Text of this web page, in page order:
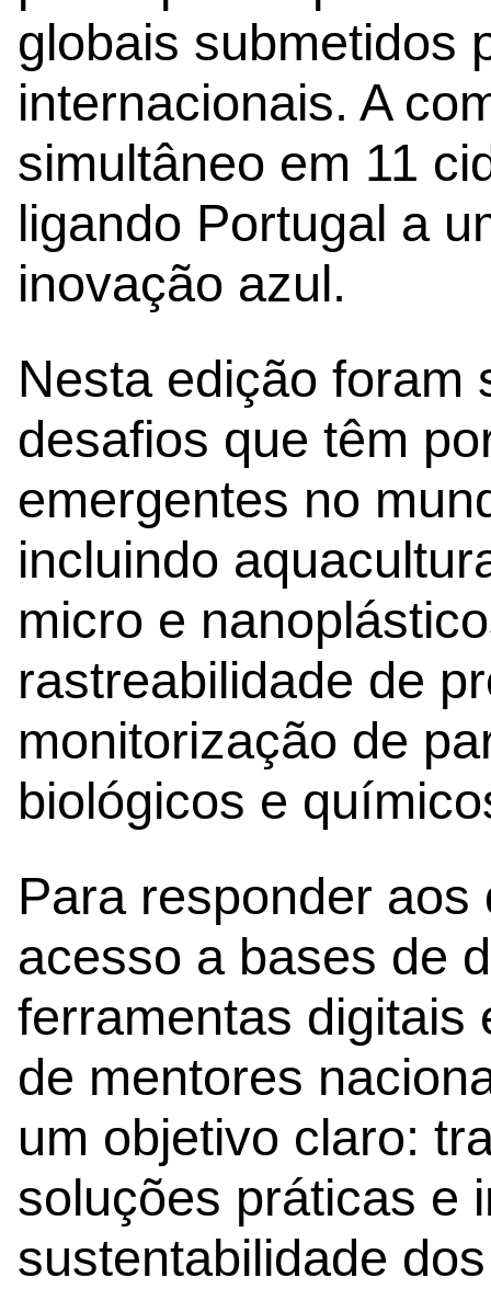
globais submetidos
internacionais. A
simultâneo em 11
ligando Portugal a
inovação azul.
Nesta edição foram
desafios que têm
emergentes no
incluindo
micro e
rastreabilidade de
monitorização de
biológicos e
Para responder
acesso a bases de
ferramentas digitais
de mentores
um objetivo claro:
soluções práticas e
sustentabilidade